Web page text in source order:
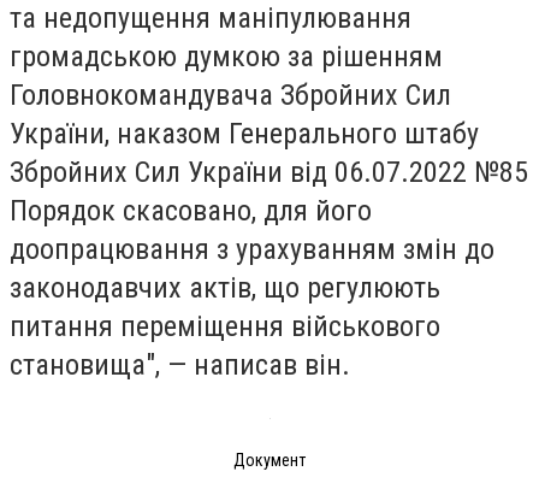
та недопущення маніпулювання
громадською думкою за рішенням
Головнокомандувача Збройних Сил
України, наказом Генерального штабу
Збройних Сил України від 06.07.2022 №85
Порядок скасовано, для його
доопрацювання з урахуванням змін до
законодавчих актів, що регулюють
питання переміщення військового
становища", — написав він.
Документ